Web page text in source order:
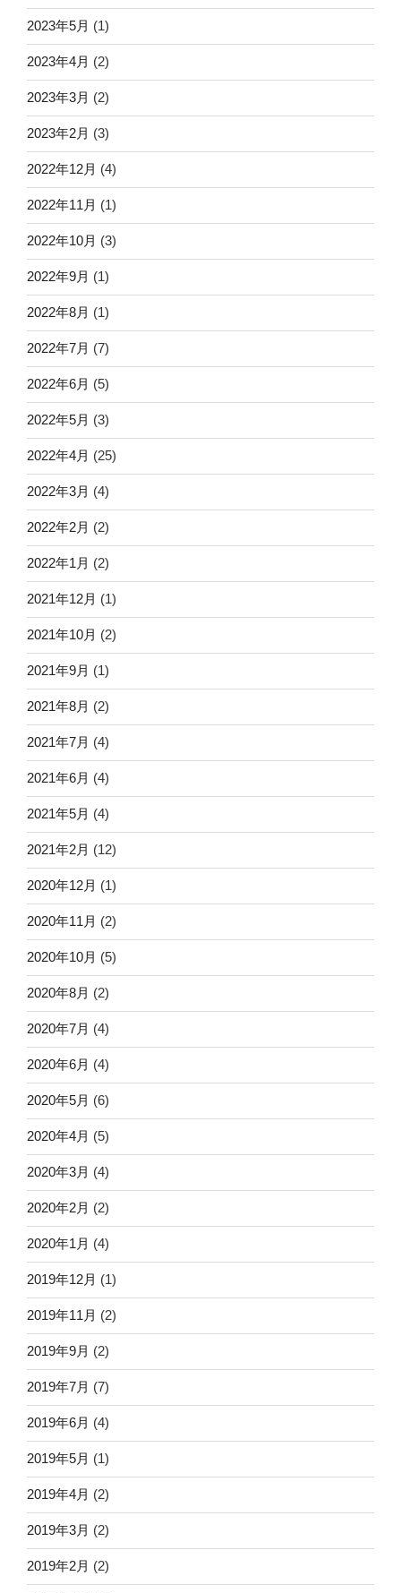
2023年5月 (1)
2023年4月 (2)
2023年3月 (2)
2023年2月 (3)
2022年12月 (4)
2022年11月 (1)
2022年10月 (3)
2022年9月 (1)
2022年8月 (1)
2022年7月 (7)
2022年6月 (5)
2022年5月 (3)
2022年4月 (25)
2022年3月 (4)
2022年2月 (2)
2022年1月 (2)
2021年12月 (1)
2021年10月 (2)
2021年9月 (1)
2021年8月 (2)
2021年7月 (4)
2021年6月 (4)
2021年5月 (4)
2021年2月 (12)
2020年12月 (1)
2020年11月 (2)
2020年10月 (5)
2020年8月 (2)
2020年7月 (4)
2020年6月 (4)
2020年5月 (6)
2020年4月 (5)
2020年3月 (4)
2020年2月 (2)
2020年1月 (4)
2019年12月 (1)
2019年11月 (2)
2019年9月 (2)
2019年7月 (7)
2019年6月 (4)
2019年5月 (1)
2019年4月 (2)
2019年3月 (2)
2019年2月 (2)